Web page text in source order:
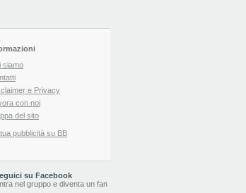
siamo
e Privacy
con noi
del sito
pubblicità su BB
su Facebook
nel gruppo e diventa un fan